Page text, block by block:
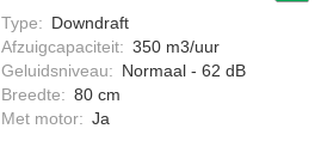
Type: Downdraft
Afzuigcapaciteit: 350 m3/uur
Geluidsniveau: Normaal - 62 dB
Breedte: 80 cm
Met motor: Ja